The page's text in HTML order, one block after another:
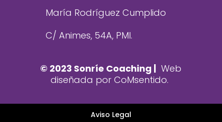
María Rodríguez Cumplido
C/ Animes, 54A, PMI.
© 2023 Sonríe Coaching | Web
diseñada por CoMsentido.
Aviso Legal